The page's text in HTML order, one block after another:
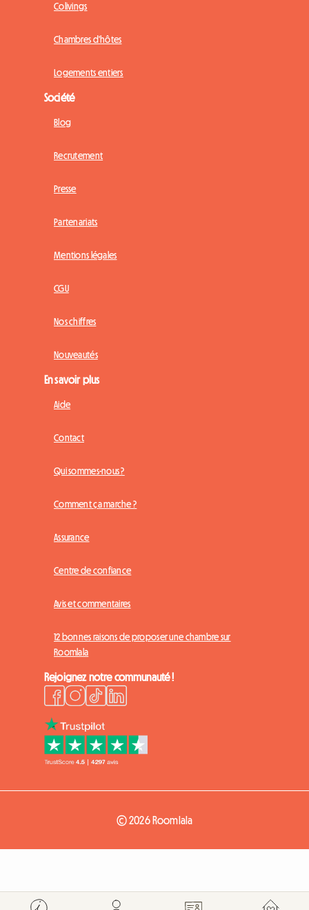
Colivings
Chambres d'hôtes
Logements entiers
Société
Blog
Recrutement
Presse
Partenariats
Mentions légales
CGU
Nos chiffres
Nouveautés
En savoir plus
Aide
Contact
Qui sommes-nous ?
Comment ça marche ?
Assurance
Centre de confiance
Avis et commentaires
12 bonnes raisons de proposer une chambre sur
Roomlala
Rejoignez notre communauté !
© 2026 Roomlala